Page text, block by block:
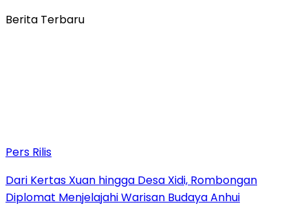
Berita Terbaru
Pers Rilis
Dari Kertas Xuan hingga Desa Xidi, Rombongan
Diplomat Menjelajahi Warisan Budaya Anhui